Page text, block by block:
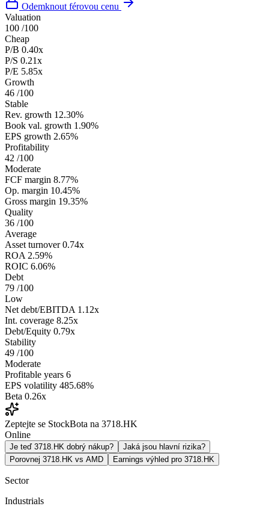
Odemknout férovou cenu
Valuation
100 /100
Cheap
P/B 0.40x
P/S 0.21x
P/E 5.85x
Growth
46 /100
Stable
Rev. growth 12.30%
Book val. growth 1.90%
EPS growth 2.65%
Profitability
42 /100
Moderate
FCF margin 8.77%
Op. margin 10.45%
Gross margin 19.35%
Quality
36 /100
Average
Asset turnover 0.74x
ROA 2.59%
ROIC 6.06%
Debt
79 /100
Low
Net debt/EBITDA 1.12x
Int. coverage 8.25x
Debt/Equity 0.79x
Stability
49 /100
Moderate
Profitable years 6
EPS volatility 485.68%
Beta 0.26x
Zeptejte se StockBota na 3718.HK
Online
Je teď 3718.HK dobrý nákup?
Jaká jsou hlavní rizika?
Porovnej 3718.HK vs AMD
Earnings výhled pro 3718.HK
Sector
Industrials